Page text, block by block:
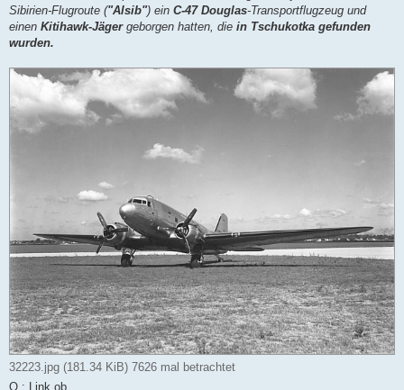
Sibirien-Flugroute ("Alsib") ein C-47 Douglas-Transportflugzeug und
einen Kitihawk-Jägergeborgen hatten, die in Tschukotka gefunden
wurden.
32223.jpg (181.34 KiB) 7626 mal betrachtet
Q.: Link ob.